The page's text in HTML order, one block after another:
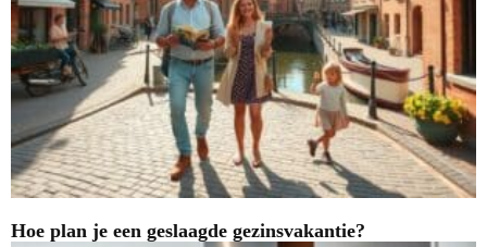
Hoe plan je een geslaagde gezinsvakantie?